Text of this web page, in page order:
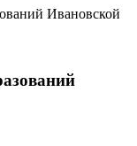
Ивановской